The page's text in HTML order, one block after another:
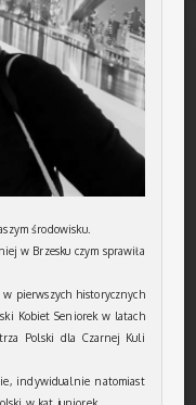
środowisku.
w Brzesku czym sprawiła
w pierwszych historycznych
Kobiet Seniorek w latach
Polski dla Czarnej Kuli
indywidualnie natomiast